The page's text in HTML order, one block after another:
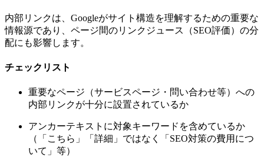
内部リンクは、Googleがサイト構造を理解するための重要な
情報源であり、ページ間のリンクジュース（SEO評価）の分
配にも影響します。
チェックリスト
重要なページ（サービスページ・問い合わせ等）への
内部リンクが十分に設置されているか
アンカーテキストに対象キーワードを含めているか
（「こちら」「詳細」ではなく「SEO対策の費用につ
いて」等）